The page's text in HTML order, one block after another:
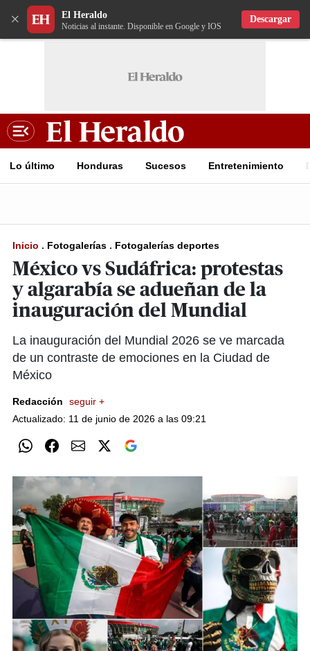
× El Heraldo
Noticias al instante. Disponible en Google y IOS
Descargar
Lo último Honduras Sucesos Entretenimiento
Inicio . Fotogalerías . Fotogalerías deportes
México vs Sudáfrica: protestas
y algarabía se adueñan de la
inauguración del Mundial
La inauguración del Mundial 2026 se ve marcada
de un contraste de emociones en la Ciudad de
México
Redacción
seguir +
Actualizado: 11 de junio de 2026 a las 09:21